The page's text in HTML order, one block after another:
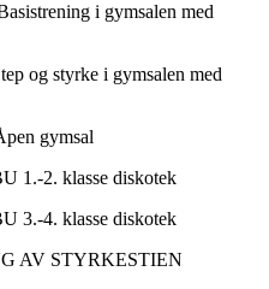
i gymsalen med
og styrke i gymsalen med
gymsal
klasse diskotek
klasse diskotek
AV STYRKESTIEN